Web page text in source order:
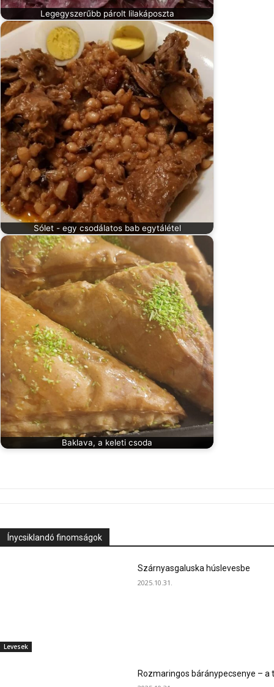
Legegyszerűbb párolt lilakáposzta
Sólet - egy csodálatos bab egytálétel
Baklava, a keleti csoda
Ínycsiklandó finomságok
Levesek
Szárnyasgaluska húslevesbe
2025.10.31.
Rozmaringos báránypecsenye – a